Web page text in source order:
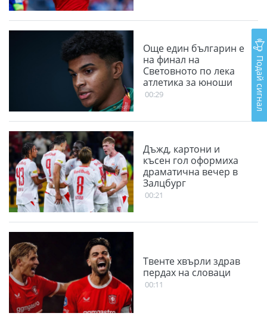
Още един българин е
на финал на
Световното по лека
атлетика за юноши
00:29
Дъжд, картони и
късен гол оформиха
драматична вечер в
Залцбург
00:21
Твенте хвърли здрав
пердах на словаци
00:11
Подай сигнал